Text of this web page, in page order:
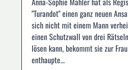
"Turandot" einen ganz neuen
sich nicht mit einem Mann
einen Schutzwall von drei
lösen kann, bekommt sie zur
enthaupte...